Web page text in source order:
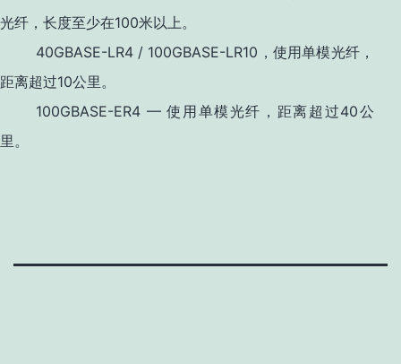
光纤，长度至少在100米以上。
40GBASE-LR4 / 100GBASE-LR10，使用单模光纤，
距离超过10公里。
100GBASE-ER4 — 使用单模光纤，距离超过40公
里。